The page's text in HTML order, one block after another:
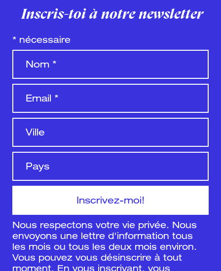
Inscris-toi à notre newsletter
* nécessaire
Nous respectons votre vie privée. Nous
envoyons une lettre d'information tous
les mois ou tous les deux mois environ.
Vous pouvez vous désinscrire à tout
moment. En vous inscrivant, vous